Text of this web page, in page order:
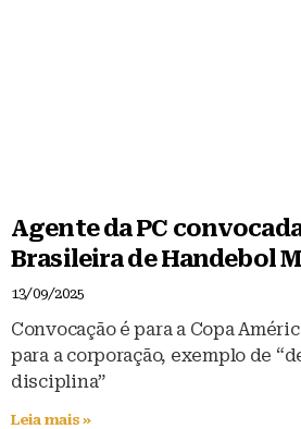
Agente da PC
Brasileira de Handebol
13/09/2025
Convocação é para a Copa
para a corporação, exemplo de
disciplina”
Leia mais »